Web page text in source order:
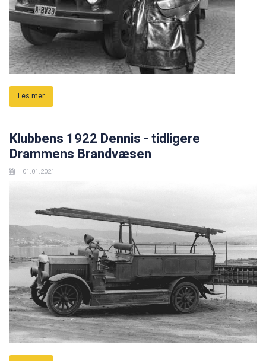
Les mer
Klubbens 1922 Dennis - tidligere
Drammens Brandvæsen
01.01.2021